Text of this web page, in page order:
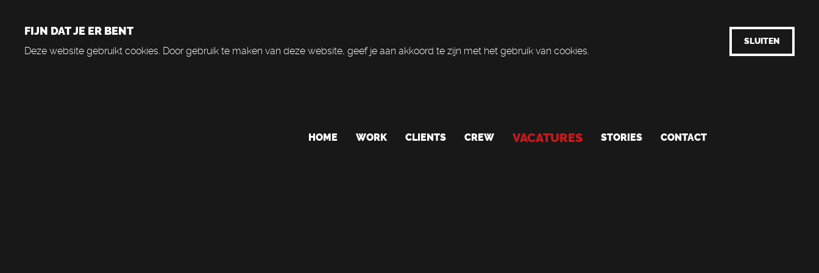
FIJN DAT JE ER BENT
Deze website gebruikt cookies. Door gebruik te maken van deze website, geef je aan akkoord te zijn met het gebruik van cookies.
SLUITEN
HOME WORK CLIENTS CREW VACATURES STORIES CONTACT